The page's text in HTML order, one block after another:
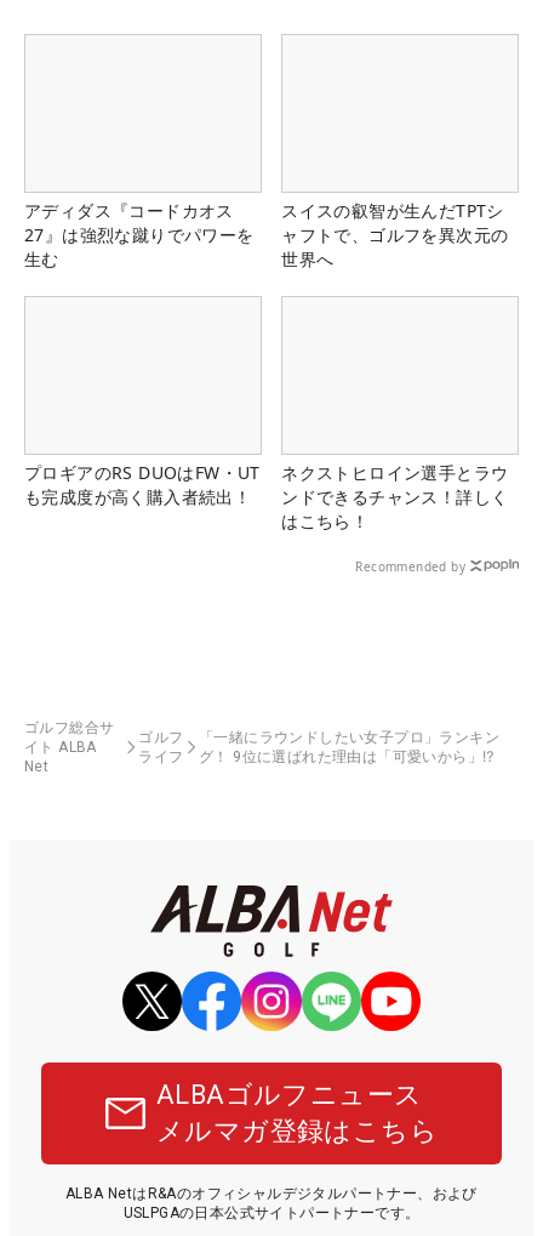
アディダス『コードカオス
27』は強烈な蹴りでパワーを
生む
スイスの叡智が生んだTPTシ
ャフトで、ゴルフを異次元の
世界へ
プロギアのRS DUOはFW・UT
も完成度が高く購入者続出！
ネクストヒロイン選手とラウ
ンドできるチャンス！詳しく
はこちら！
Recommended by
ゴルフ総合サ
イト ALBA
Net
ゴルフ
ライフ
「一緒にラウンドしたい女子プロ」ランキン
グ！ 9位に選ばれた理由は「可愛いから」⁉
ALBAゴルフニュース
メルマガ登録はこちら
ALBA NetはR&Aのオフィシャルデジタルパートナー、および
USLPGAの日本公式サイトパートナーです。